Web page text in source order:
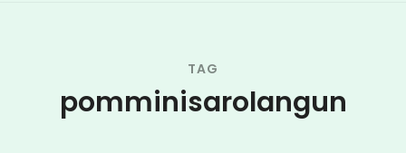
TAG
pomminisarolangun